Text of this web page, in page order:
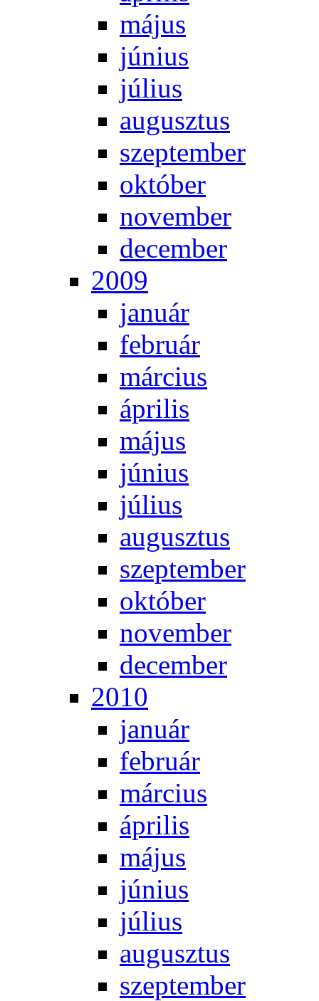
má­jus
jú­ni­us
jú­li­us
au­gusz­tus
szep­tem­ber
ok­tó­ber
no­vem­ber
de­cem­ber
2009
ja­nu­ár
feb­ru­ár
már­ci­us
áp­ri­lis
má­jus
jú­ni­us
jú­li­us
au­gusz­tus
szep­tem­ber
ok­tó­ber
no­vem­ber
de­cem­ber
2010
ja­nu­ár
feb­ru­ár
már­ci­us
áp­ri­lis
má­jus
jú­ni­us
jú­li­us
au­gusz­tus
szep­tem­ber